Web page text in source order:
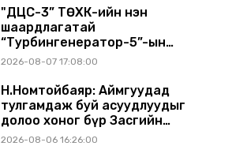
"ДЦС-3” ТӨХК-ийн нэн
шаардлагатай
“Турбингенератор-5”-ын
шинэчлэлийн төсвийг
2026-08-07 17:08:00
Н.Номтойбаяр: Аймгуудад
тулгамдаж буй асуудлуудыг
долоо хоног бүр Засгийн
газрын хуралдаанд
2026-08-06 16:26:00